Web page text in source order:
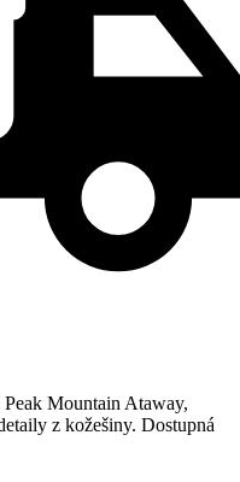
Mountain Ataway,
z kožešiny. Dostupná